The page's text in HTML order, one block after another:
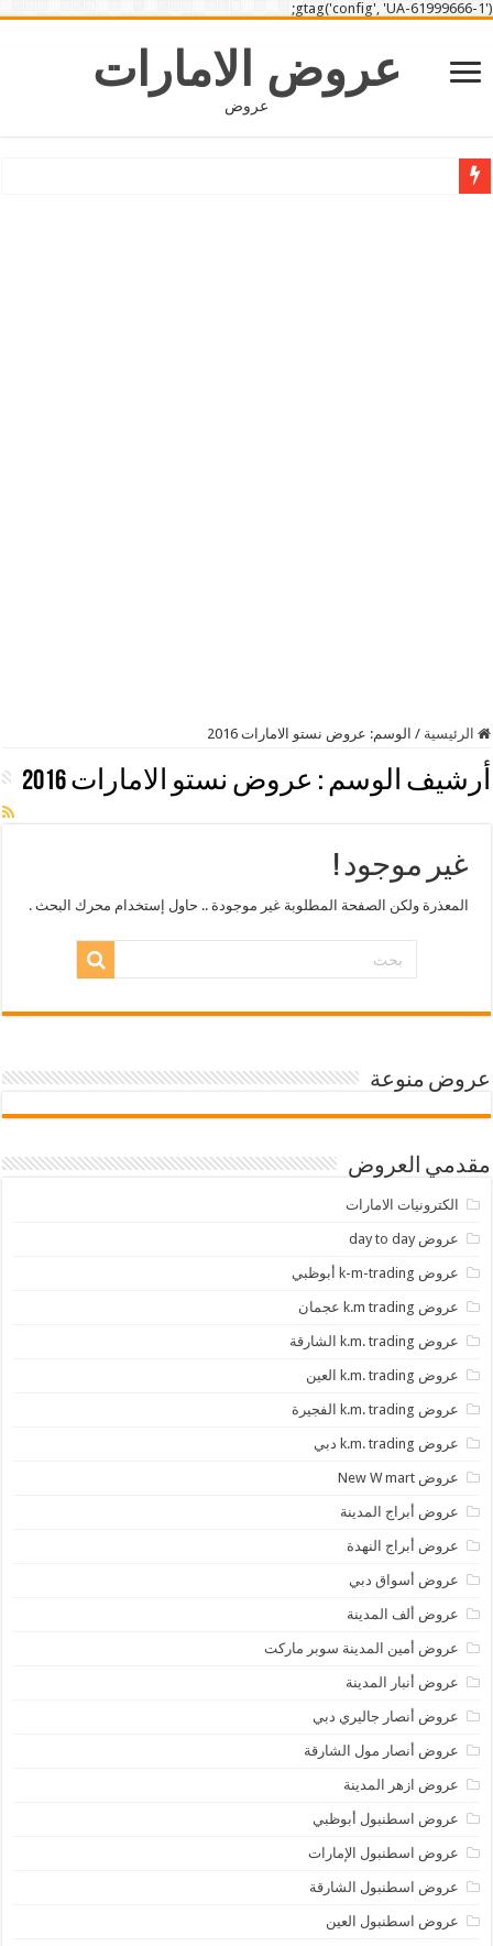
gtag('config', 'UA-61999666-1');
عروض الامارات
عروض
الرئيسية / الوسم: عروض نستو الامارات 2016
أرشيف الوسم : عروض نستو الامارات 2016
غير موجود !
المعذرة ولكن الصفحة المطلوبة غير موجودة .. حاول إستخدام محرك البحث .
عروض منوعة
مقدمي العروض
الكترونيات الامارات
عروض day to day
عروض k-m-trading أبوظبي
عروض k.m trading عجمان
عروض k.m. trading الشارقة
عروض k.m. trading العين
عروض k.m. trading الفجيرة
عروض k.m. trading دبي
عروض New W mart
عروض أبراج المدينة
عروض أبراج النهدة
عروض أسواق دبي
عروض ألف المدينة
عروض أمين المدينة سوبر ماركت
عروض أنبار المدينة
عروض أنصار جاليري دبي
عروض أنصار مول الشارقة
عروض ازهر المدينة
عروض اسطنبول أبوظبي
عروض اسطنبول الإمارات
عروض اسطنبول الشارقة
عروض اسطنبول العين